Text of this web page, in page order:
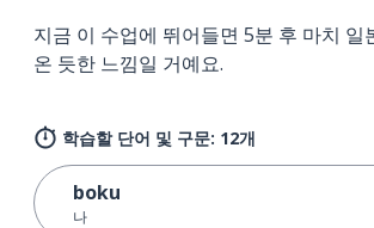
지금 이 수업에 뛰어들면 5분 후 마치 일
온 듯한 느낌일 거예요.
학습할 단어 및 구문: 12개
boku
나